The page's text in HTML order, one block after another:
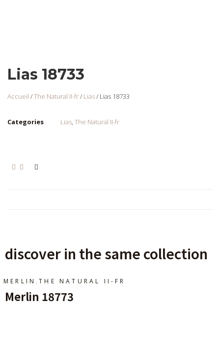
Lias 18733
Accueil /The Natural II-fr/ Lias/ Lias 18733
Categories Lias, The Natural II-fr
discover in the same collection
MERLIN ,THE NATURAL II-FR
Merlin 18773